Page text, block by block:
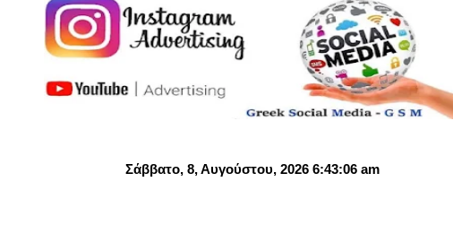
Σάββατο, 8, Αυγούστου, 2026 6:43:07 am